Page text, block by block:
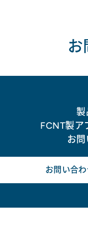
お
製
FCNT製ア
お
お問い合